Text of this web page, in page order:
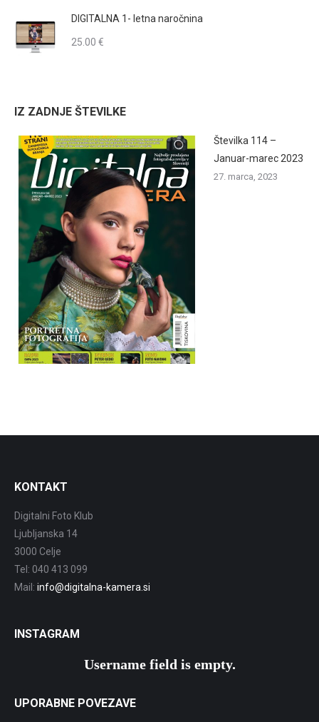
DIGITALNA 1- letna naročnina
25.00 €
IZ ZADNJE ŠTEVILKE
Številka 114 –
Januar-marec 2023
27. marca, 2023
KONTAKT
Digitalni Foto Klub
Ljubljanska 14
3000 Celje
Tel: 040 413 099
Mail: info@digitalna-kamera.si
INSTAGRAM
Username field is empty.
UPORABNE POVEZAVE